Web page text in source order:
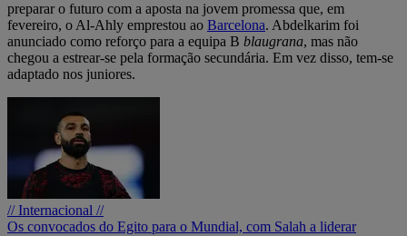
preparar o futuro com a aposta na jovem promessa que, em
fevereiro, o Al-Ahly emprestou ao Barcelona. Abdelkarim foi
anunciado como reforço para a equipa B blaugrana, mas não
chegou a estrear-se pela formação secundária. Em vez disso, tem-se
adaptado nos juniores.
// Internacional //
Os convocados do Egito para o Mundial, com Salah a liderar